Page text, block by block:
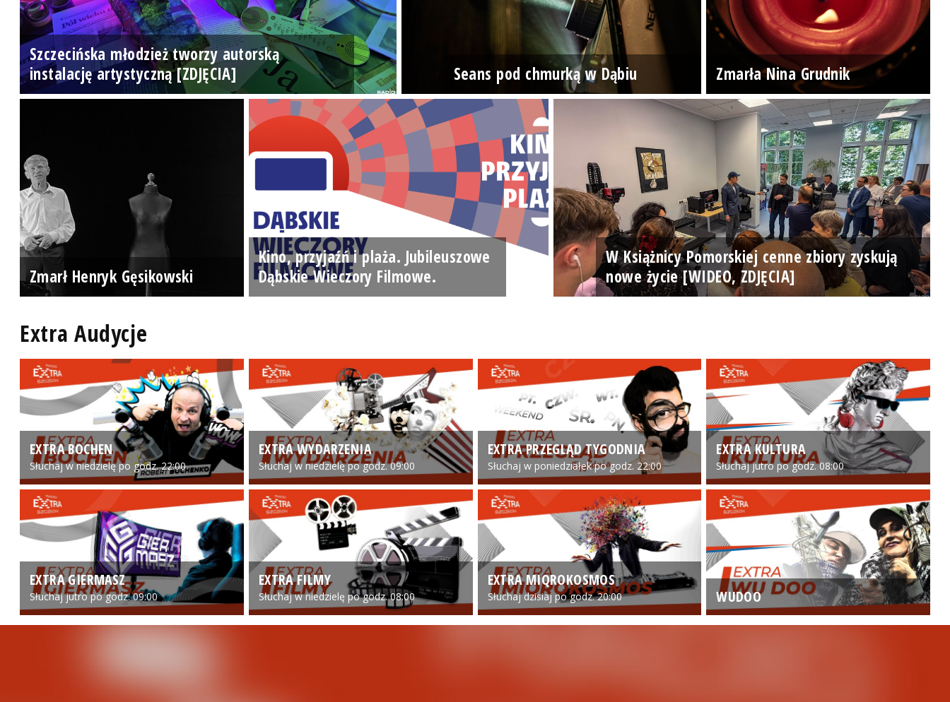
Szczecińska młodzież tworzy autorską
instalację artystyczną [ZDJĘCIA]
Seans pod chmurką w Dąbiu Zmarła Nina Grudnik
Zmarł Henryk Gęsikowski
Kino, przyjaźń i plaża. Jubileuszowe
Dąbskie Wieczory Filmowe.
W Książnicy Pomorskiej cenne zbiory zyskują
nowe życie [WIDEO, ZDJĘCIA]
Extra Audycje
EXTRA BOCHEN
Słuchaj w niedzielę po godz. 22:00
EXTRA WYDARZENIA
Słuchaj w niedzielę po godz. 09:00
EXTRA PRZEGLĄD TYGODNIA
Słuchaj w poniedziałek po godz. 22:00
EXTRA KULTURA
Słuchaj jutro po godz. 08:00
EXTRA GIERMASZ
Słuchaj jutro po godz. 09:00
EXTRA FILMY
Słuchaj w niedzielę po godz. 08:00
EXTRA MIQROKOSMOS
Słuchaj dzisiaj po godz. 20:00 WUDOO